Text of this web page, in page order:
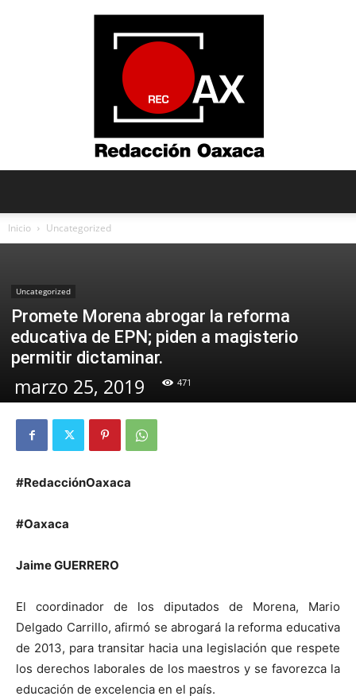
Inicio Uncategorized
Uncategorized
Promete Morena abrogar la reforma
educativa de EPN; piden a magisterio
permitir dictaminar.
marzo 25, 2019 471
#RedacciónOaxaca
#Oaxaca
Jaime GUERRERO
El coordinador de los diputados de Morena, Mario
Delgado Carrillo, afirmó se abrogará la reforma educativa
de 2013, para transitar hacia una legislación que respete
los derechos laborales de los maestros y se favorezca la
educación de excelencia en el país.